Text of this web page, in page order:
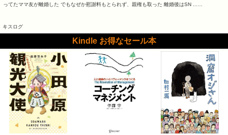
ってたママ友が離婚した でもなぜか慰謝料もとられず、親権も取った 離婚後はSN ...…
キスログ
Kindle お得なセール本